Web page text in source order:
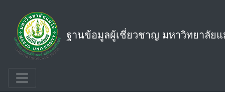
Select * from vExpert_Person_Detail order by
Person_Name
ฐานข้อมูลผู้เชี่ยวชาญ มหาวิทยาลัย